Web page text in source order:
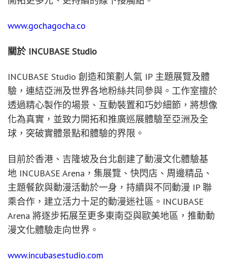
www.gochagocha.co
關於 INCUBASE Studio
INCUBASE Studio 創造和策劃人氣 IP 主題展覽及體
驗，連結亞洲及世界各地粉絲共同參與。工作室擅於
透過精心製作的場景、互動裝置和巧妙細節，將想像
化為真實，並致力開拓和推廣巡展體驗至亞洲及全
球，突破實體景點和體驗的界限。
目前於香港、吉隆坡及台北創建了動漫文化體驗基
地 INCUBASE Arena，集展覽、快閃店、周邊精品、
主題餐飲與動漫活動於一身，持續與不同動漫 IP 聯
乘合作，建立活力十足的動漫迷社區。INCUBASE
Arena 將逐步拓展至更多東南亞與歐美地區，推動動
漫文化體驗走向世界。
www.incubasestudio.com